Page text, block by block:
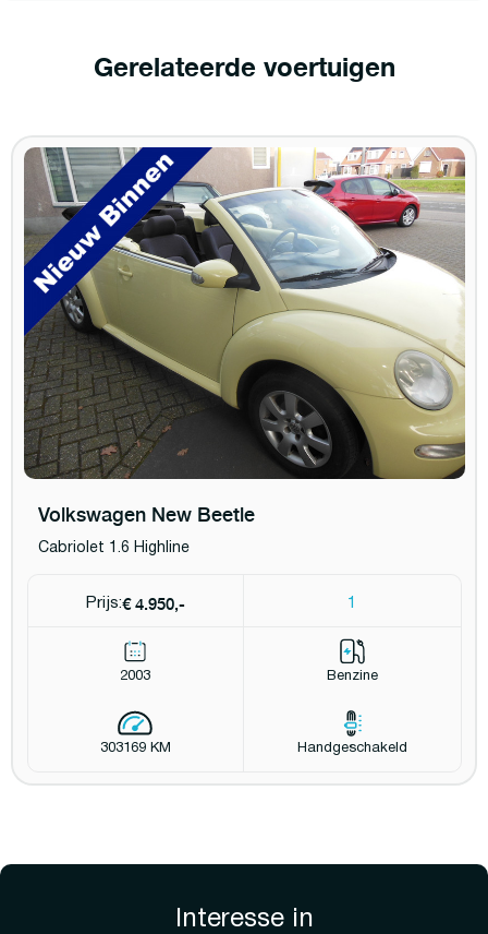
Gerelateerde voertuigen
Volkswagen New Beetle
Cabriolet 1.6 Highline
Prijs:€ 4.950,- 1
2003 Benzine
303169 KM Handgeschakeld
Interesse in